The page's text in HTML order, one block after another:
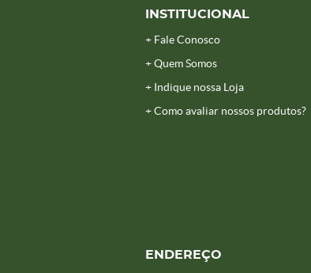
INSTITUCIONAL
Fale Conosco
Quem Somos
Indique nossa Loja
Como avaliar nossos produtos?
ENDEREÇO